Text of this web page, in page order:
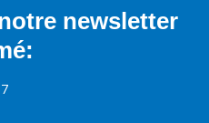
newsletter